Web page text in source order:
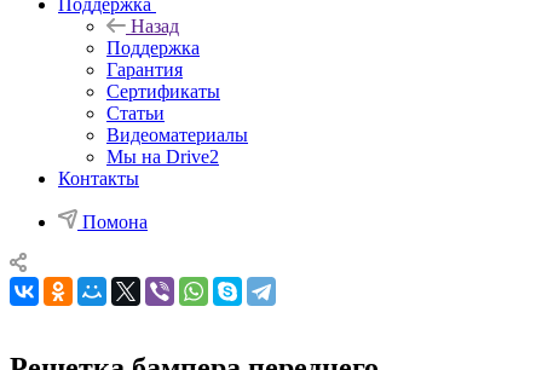
Поддержка
Назад
Поддержка
Гарантия
Сертификаты
Статьи
Видеоматериалы
Мы на Drive2
Контакты
Помона